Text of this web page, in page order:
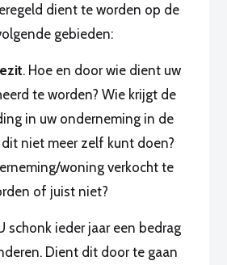
dient te worden op de
gebieden:
. Hoe en door wie dient uw
te worden? Wie krijgt de
in uw onderneming in de
niet meer zelf kunt doen?
woning verkocht te
of juist niet?
schonk ieder jaar een bedrag
Dient dit door te gaan